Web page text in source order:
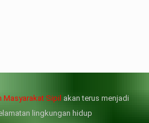
自己還
的，
以上禁
，在醫
臟動泵
能障
用類
作用症
Masyarakat Sipil akan terus menjadi
lingkungan hidup